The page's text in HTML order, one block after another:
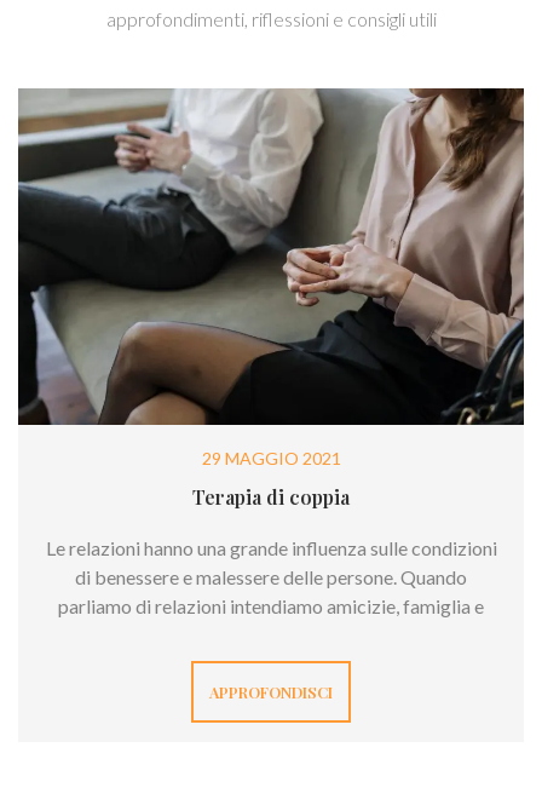
approfondimenti, riflessioni e consigli utili
29 MAGGIO 2021
Terapia di coppia
Le relazioni hanno una grande influenza sulle condizioni
di benessere e malessere delle persone. Quando
parliamo di relazioni intendiamo amicizie, famiglia e
appagante può condizionare positivamente la vita, ma è
vero anche il contrario: quando a casa va male tutto
diventa più pesante e anche le […]
APPROFONDISCI